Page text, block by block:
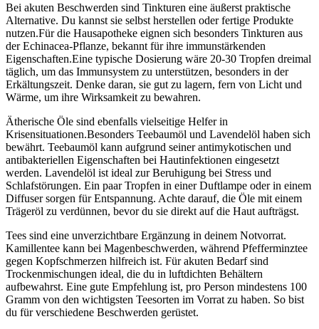
Bei akuten Beschwerden sind Tinkturen eine äußerst‍ praktische
Alternative. Du kannst sie selbst herstellen oder fertige⁣ Produkte‌
nutzen.Für die Hausapotheke eignen​ sich besonders Tinkturen aus
der Echinacea-Pflanze, bekannt⁢ für ihre immunstärkenden
Eigenschaften.Eine typische Dosierung wäre 20-30 Tropfen dreimal
täglich, um das ​Immunsystem zu unterstützen, ‌besonders in der
Erkältungszeit. Denke daran, sie ​gut zu lagern, fern von Licht und‌
Wärme, um‌ ihre ⁤Wirksamkeit zu bewahren.
Ätherische Öle sind ebenfalls vielseitige Helfer in
Krisensituationen.Besonders Teebaumöl und Lavendelöl haben sich
bewährt. Teebaumöl ​kann aufgrund seiner antimykotischen und
antibakteriellen Eigenschaften bei Hautinfektionen eingesetzt
‌werden. Lavendelöl ist ideal zur Beruhigung bei Stress und
Schlafstörungen. Ein paar Tropfen in einer Duftlampe ⁢oder in einem
Diffuser sorgen für Entspannung.‍ Achte darauf, die Öle mit einem
Trägeröl zu verdünnen, ⁢bevor du sie direkt auf⁢ die Haut aufträgst.
Tees sind eine⁣ unverzichtbare Ergänzung⁢ in deinem Notvorrat.
Kamillentee kann‌ bei Magenbeschwerden, während Pfefferminztee ​
gegen Kopfschmerzen⁣ hilfreich ist.‌ Für akuten Bedarf sind
Trockenmischungen ideal, die du in luftdichten Behältern
aufbewahrst. Eine gute Empfehlung ist, pro Person mindestens 100
Gramm von den wichtigsten ⁣Teesorten im Vorrat zu haben. So ⁢bist
du‌ für verschiedene Beschwerden gerüstet.